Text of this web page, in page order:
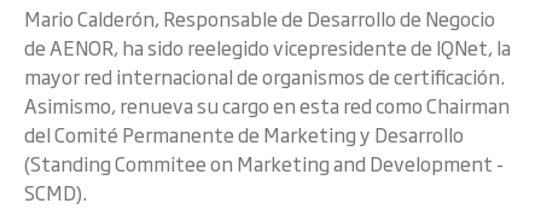
Mario Calderón, Responsable de Desarrollo de Negocio
de AENOR, ha sido reelegido vicepresidente de IQNet, la
mayor red internacional de organismos de certificación.
Asimismo, renueva su cargo en esta red como Chairman
del Comité Permanente de Marketing y Desarrollo
(Standing Commitee on Marketing and Development -
SCMD).